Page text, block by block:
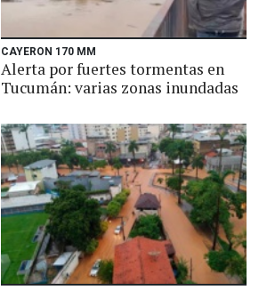
CAYERON 170 MM
Alerta por fuertes tormentas en
Tucumán: varias zonas inundadas